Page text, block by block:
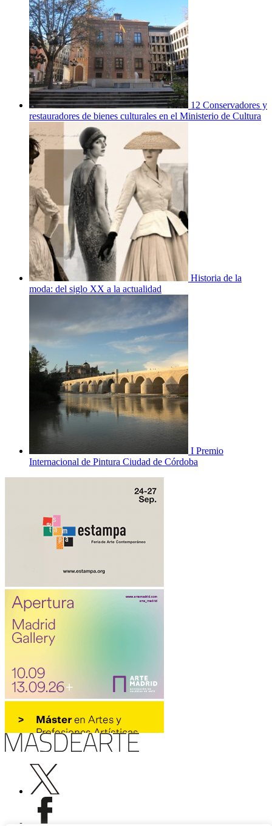
12 Conservadores y
restauradores de bienes culturales en el Ministerio de Cultura
Historia de la
moda: del siglo XX a la actualidad
I Premio
Internacional de Pintura Ciudad de Córdoba